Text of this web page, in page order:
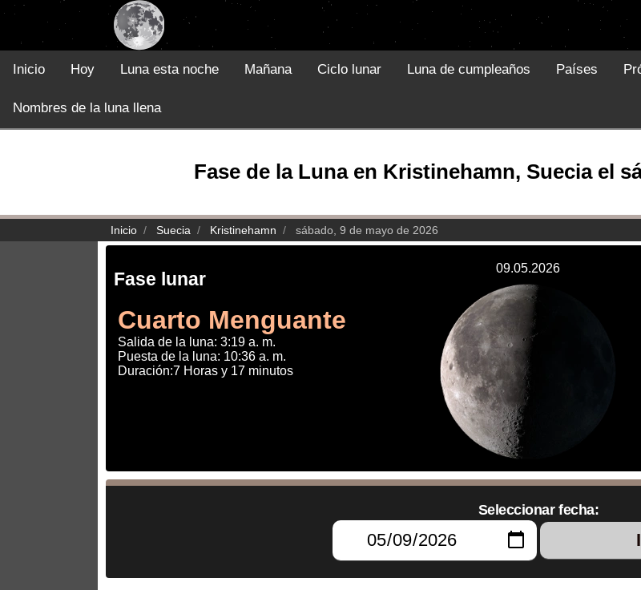
Inicio Hoy Luna esta noche Mañana Ciclo lunar Luna de cumpleaños Países
Nombres de la luna llena
Fase de la Luna en Kristinehamn, Suecia el
Inicio Suecia Kristinehamn sábado, 9 de mayo de 2026
Fase lunar
Cuarto Menguante
Salida de la luna: 3:19 a. m.
Puesta de la luna: 10:36 a. m.
Duración:7 Horas y 17 minutos
09.05.2026
Seleccionar fecha: